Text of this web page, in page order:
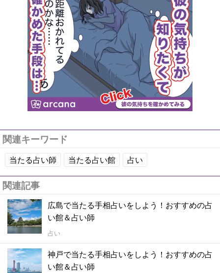
関連キーワード
当たる占い師 当たる占い館 占い
関連記事
広島で当たる手相占いをしよう！おすすめの占
い館＆占い師
占い
神戸で当たる手相占いをしよう！おすすめの占
い館＆占い師